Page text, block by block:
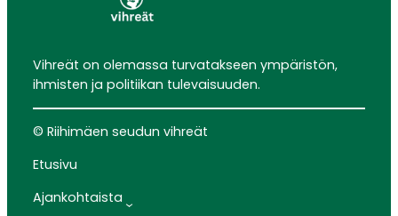
Vihreät on olemassa turvatakseen ympäristön,
ihmisten ja politiikan tulevaisuuden.
© Riihimäen seudun vihreät
Etusivu
Ajankohtaista